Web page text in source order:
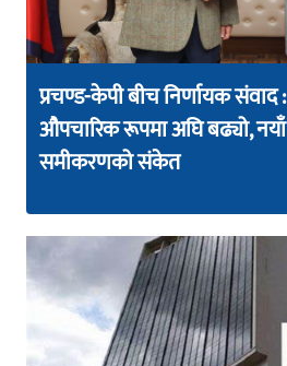
प्रचण्ड-केपी बीच निर्णायक संवाद
औपचारिक रूपमा अघि बढ्यो,
समीकरणको संकेत